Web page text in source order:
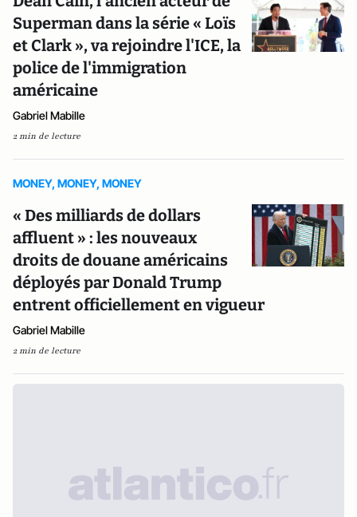
Superman dans la série « Loïs
et Clark », va rejoindre l'ICE, la
police de l'immigration
américaine
Gabriel Mabille
2 min de lecture
MONEY, MONEY, MONEY
« Des milliards de dollars
affluent » : les nouveaux
droits de douane américains
déployés par Donald Trump
entrent officiellement en vigueur
Gabriel Mabille
2 min de lecture